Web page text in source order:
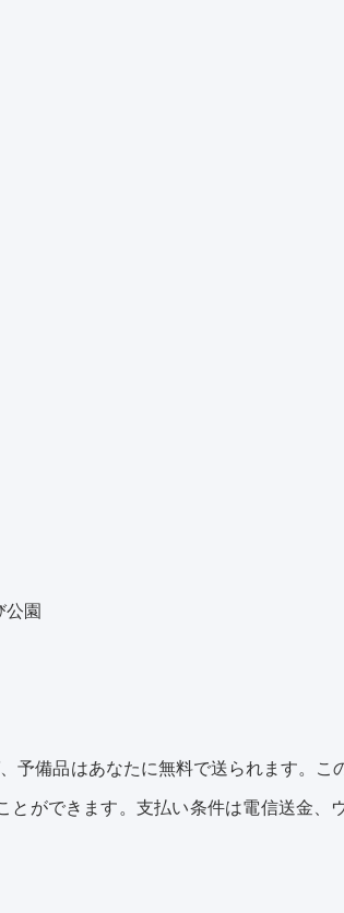
公園
予備品はあなたに無料で送られます。こ
ができます。支払い条件は電信送金、